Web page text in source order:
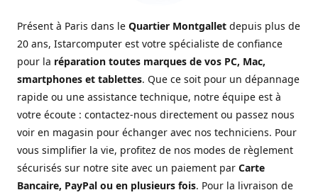
Présent à Paris dans le Quartier Montgallet depuis plus de
20 ans, Istarcomputer est votre spécialiste de confiance
pour la réparation toutes marques de vos PC, Mac,
smartphones et tablettes. Que ce soit pour un dépannage
rapide ou une assistance technique, notre équipe est à
votre écoute : contactez-nous directement ou passez nous
voir en magasin pour échanger avec nos techniciens. Pour
vous simplifier la vie, profitez de nos modes de règlement
sécurisés sur notre site avec un paiement par Carte
Bancaire, PayPal ou en plusieurs fois. Pour la livraison de